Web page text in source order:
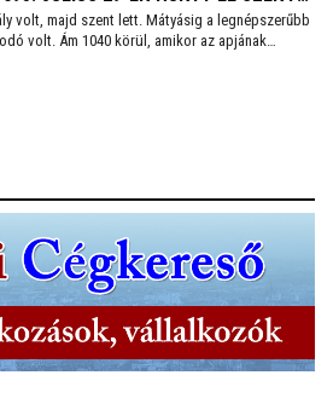
volt, majd szent lett. Mátyásig a legnépszerűbb
volt. Ám 1040 körül, amikor az apjának
Lengyelországban világra jött, Géza nevű bátyja